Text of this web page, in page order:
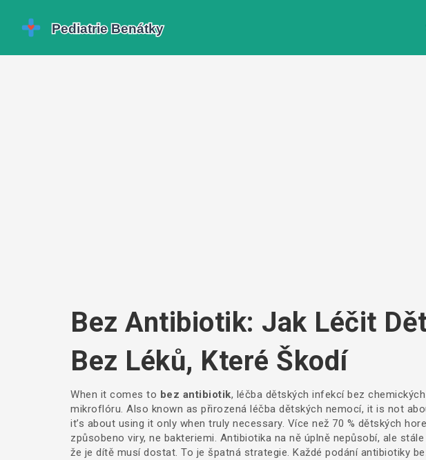
Bez Antibiotik: Jak Léčit
Bez Léků, Které Škodí
When it comes to bez antibiotik, léčba dětských infekcí bez
mikroflóru. Also known as přirozená léčba dětských nemocí, it is not
it’s about using it only when truly necessary. Více než 70 % dětských
způsobeno viry, ne bakteriemi. Antibiotika na ně úplně nepůsobí, ale
že je dítě musí dostat. To je špatná strategie. Každé podání antibiotiky